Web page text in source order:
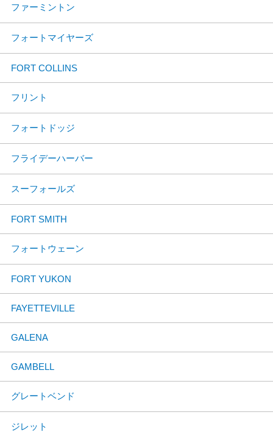
ファーミントン
フォートマイヤーズ
FORT COLLINS
フリント
フォートドッジ
フライデーハーバー
スーフォールズ
FORT SMITH
フォートウェーン
FORT YUKON
FAYETTEVILLE
GALENA
GAMBELL
グレートベンド
ジレット